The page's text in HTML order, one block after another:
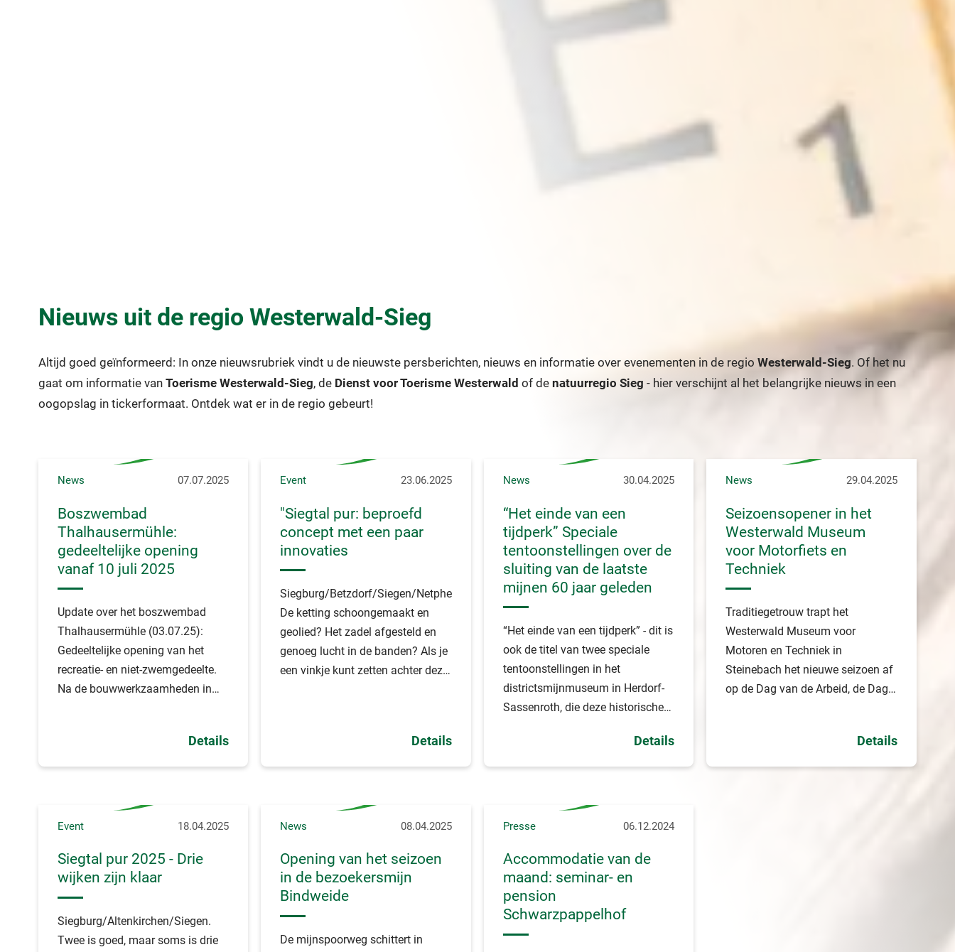
Nieuws uit de regio Westerwald-Sieg
Altijd goed geïnformeerd: In onze nieuwsrubriek vindt u de nieuwste persberichten, nieuws en informatie over evenementen in de regio Westerwald-Sieg. Of het nu
gaat om informatie van Toerisme Westerwald-Sieg, de Dienst voor Toerisme Westerwald of de natuurregio Sieg - hier verschijnt al het belangrijke nieuws in een
oogopslag in tickerformaat. Ontdek wat er in de regio gebeurt!
News 07.07.2025
Boszwembad
Thalhausermühle:
gedeeltelijke opening
vanaf 10 juli 2025
Update over het boszwembad
Thalhausermühle (03.07.25):
Gedeeltelijke opening van het
recreatie- en niet-zwemgedeelte.
Na de bouwwerkzaamheden in
het zwembad meer in de weg.
Spetteren in de waterspeeltuin,
een rondje beachvolleybal of een
voetbaltoernooi en misschien
een ijsje... ondanks dat het
hoofdzwemgedeelte nog gesloten
is, is dit alles vanaf volgende
week 10 juli 2025 weer mogelijk in
het populaire natuurzwembad in
Details
Event 23.06.2025
"Siegtal pur: beproefd
concept met een paar
innovaties
Siegburg/Betzdorf/Siegen/Netphen.
De ketting schoongemaakt en
geolied? Het zadel afgesteld en
genoeg lucht in de banden? Als je
een vinkje kunt zetten achter deze
deze zondag trekt “Siegtal pur”,
regio, duizenden fietsers en inline
skaters naar de federale en
vrij langs de Sieg fietsen - door het
Rijnland, Westerwald en
Siegerland. En in het kader van
het 50-jarig bestaan doet ook het
district Siegen-Wittgenstein dit
Details
News 30.04.2025
“Het einde van een
tijdperk” Speciale
tentoonstellingen over de
sluiting van de laatste
mijnen 60 jaar geleden
“Het einde van een tijdperk” - dit is
ook de titel van twee speciale
tentoonstellingen in het
districtsmijnmuseum in Herdorf-
Sassenroth, die deze historische
“Füsseberg-Friedrich Wilhelm mijn
tentoonstelling over de “Georg”-
mijn volgt in de herfst.
Details
News 29.04.2025
Seizoensopener in het
Westerwald Museum
voor Motorfiets en
Techniek
Traditiegetrouw trapt het
Westerwald Museum voor
Motoren en Techniek in
Steinebach het nieuwe seizoen af
op de Dag van de Arbeid, de Dag
maken we op donderdag 1 mei
een krachtige start van het
Details
Event 18.04.2025
Siegtal pur 2025 - Drie
wijken zijn klaar
Siegburg/Altenkirchen/Siegen.
Twee is goed, maar soms is drie
News 08.04.2025
Opening van het seizoen
in de bezoekersmijn
Bindweide
De mijnspoorweg schittert in
Presse 06.12.2024
Accommodatie van de
maand: seminar- en
pension
Schwarzpappelhof